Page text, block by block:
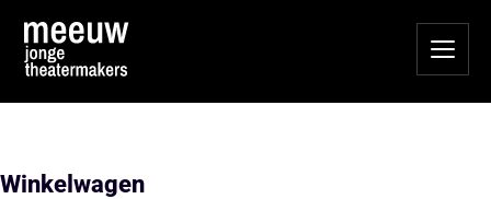
Winkelwagen